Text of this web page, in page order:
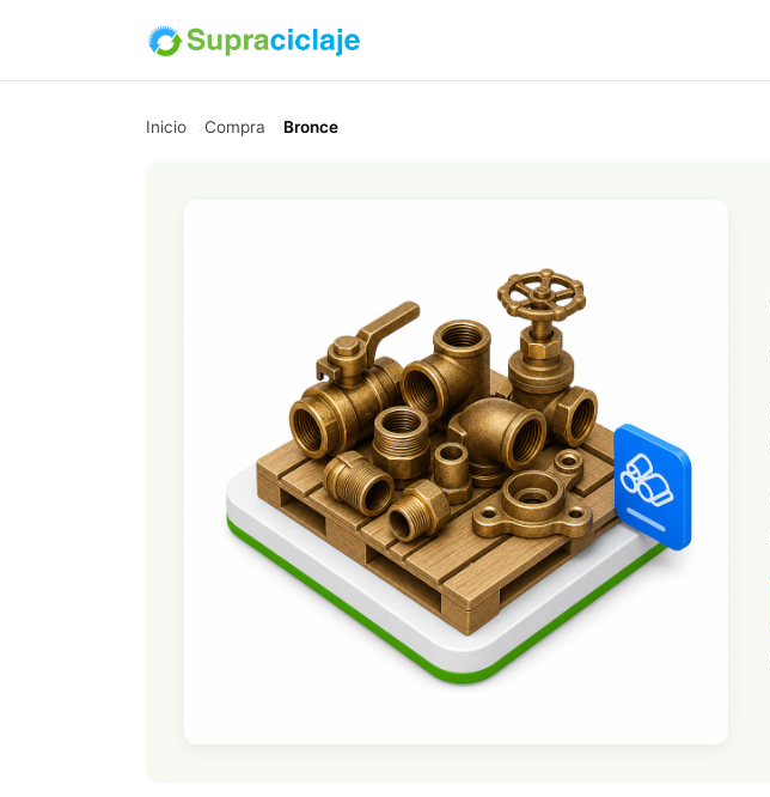
Inicio Compra Bronce